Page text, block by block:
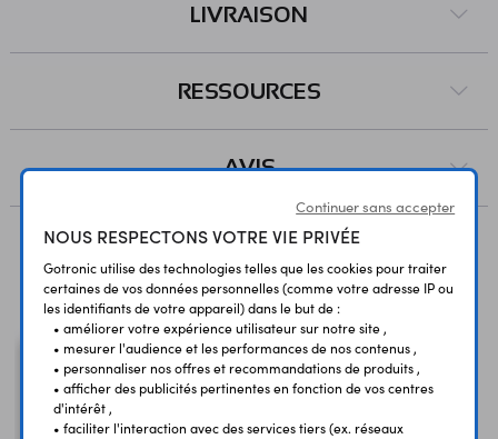
LIVRAISON
RESSOURCES
AVIS
Vous avez déja consulté
Continuer sans accepter
NOUS RESPECTONS VOTRE VIE PRIVÉE
Gotronic utilise des technologies telles que les cookies pour traiter
certaines de vos données personnelles (comme votre adresse IP ou
les identifiants de votre appareil) dans le but de :
• améliorer votre expérience utilisateur sur notre site ,
• mesurer l'audience et les performances de nos contenus ,
• personnaliser nos offres et recommandations de produits ,
• afficher des publicités pertinentes en fonction de vos centres
d'intérêt ,
• faciliter l'interaction avec des services tiers (ex. réseaux